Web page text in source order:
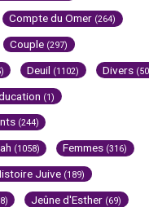
Compte du Omer (264)
Couple (297)
Deuil (1102) Divers
(1)
(244)
(1058) Femmes (316)
Juive (189)
Jeûne d'Esther (69)